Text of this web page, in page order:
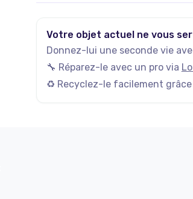
Votre objet actuel ne vous
Donnez-lui une seconde vie
🔧 Réparez-le avec un pro via
♻️ Recyclez-le facilement grâce